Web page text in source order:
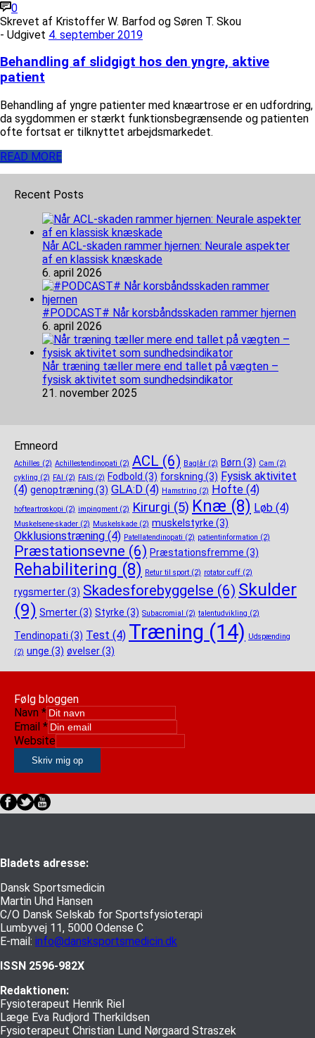
0
Skrevet af Kristoffer W. Barfod og Søren T. Skou
- Udgivet 4. september 2019
Behandling af slidgigt hos den yngre, aktive
patient
Behandling af yngre patienter med knæartrose er en udfordring,
da sygdommen er stærkt funktionsbegrænsende og patienten
ofte fortsat er tilknyttet arbejdsmarkedet.
READ MORE
Recent Posts
Når ACL-skaden rammer hjernen: Neurale aspekter
af en klassisk knæskade
6. april 2026
#PODCAST# Når korsbåndsskaden rammer hjernen
6. april 2026
Når træning tæller mere end tallet på vægten –
fysisk aktivitet som sundhedsindikator
21. november 2025
Emneord
Achilles (2) Achillestendinopati (2) ACL (6) Baglår (2) Børn (3) Cam (2)
cykling (2) FAI (2) FAIS (2) Fodbold (3) forskning (3) Fysisk aktivitet
(4) genoptræning (3) GLA:D (4) Hamstring (2) Hofte (4)
hofteartroskopi (2) impingment (2) Kirurgi (5) Knæ (8) Løb (4)
Muskelsene-skader (2) Muskelskade (2) muskelstyrke (3)
Okklusionstræning (4) Patellatendinopati (2) patientinformation (2)
Præstationsevne (6) Præstationsfremme (3)
Rehabilitering (8) Retur til sport (2) rotator cuff (2)
rygsmerter(3) Skadesforebyggelse (6) Skulder
(9) Smerter(3) Styrke (3) Subacromial (2) talentudvikling (2)
Tendinopati (3) Test (4) Træning (14) Udspænding
(2) unge (3) øvelser(3)
Følg bloggen
Navn *
Email *
Website
Skriv mig op
Bladets adresse:
Dansk Sportsmedicin
Martin Uhd Hansen
C/O Dansk Selskab for Sportsfysioterapi
Lumbyvej 11, 5000 Odense C
E-mail: info@dansksportsmedicin.dk
ISSN 2596-982X
Redaktionen:
Fysioterapeut Henrik Riel
Læge Eva Rudjord Therkildsen
Fysioterapeut Christian Lund Nørgaard Straszek